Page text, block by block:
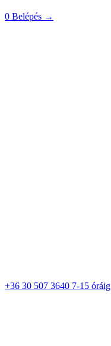
0 Belépés →
+36 30 507 3640 7-15 óráig